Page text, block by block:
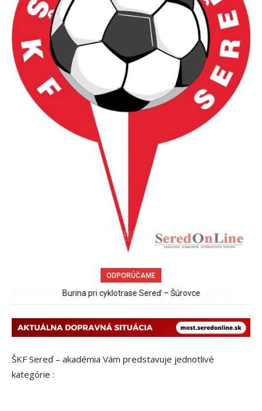
ODPORÚČAME
Burina pri cyklotrase Sereď – Šúrovce
ŠKF Sereď – akadémia Vám predstavuje jednotlivé
kategórie :